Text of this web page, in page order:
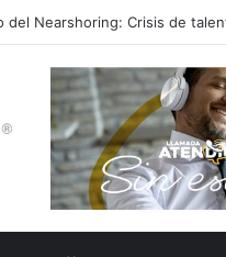
del Nearshoring: Crisis de